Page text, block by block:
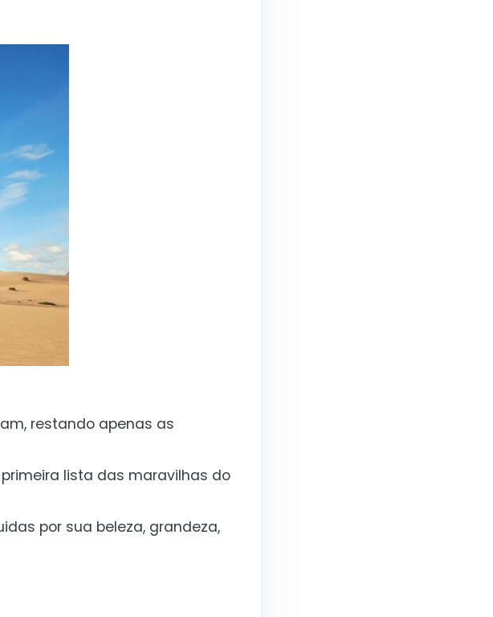
restando apenas as
primeira lista das maravilhas do
por sua beleza, grandeza,